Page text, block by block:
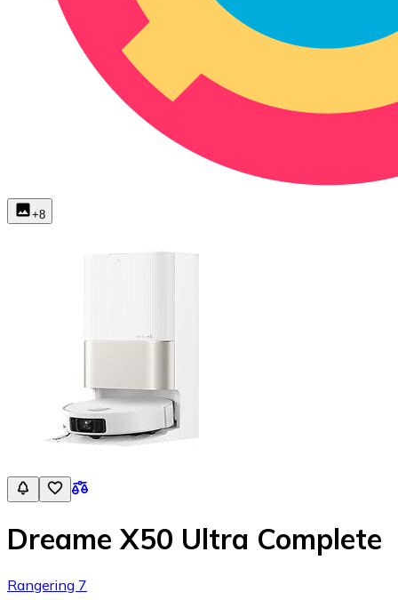
+8
Dreame X50 Ultra Complete
Rangering 7